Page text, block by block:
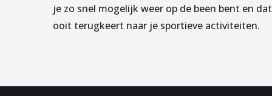
je zo snel mogelijk weer op de been bent en
ooit terugkeert naar je sportieve activiteiten.